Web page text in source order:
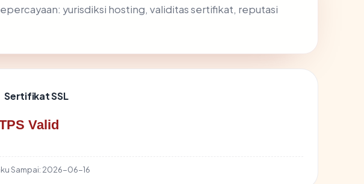
yurisdiksi hosting, validitas sertifikat, reputasi
Sertifikat SSL
Valid
Sampai: 2026-06-16